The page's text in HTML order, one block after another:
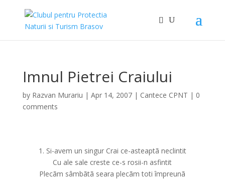
Imnul Pietrei Craiului
by Razvan Murariu | Apr 14, 2007| Cantece CPNT | 0
comments
1. Si-avem un singur Crai ce-asteaptã neclintit
Cu ale sale creste ce-s rosii-n asfintit
Plecãm sâmbãtã seara plecãm toti împreunã